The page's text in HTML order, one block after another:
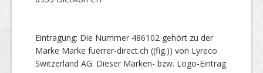
Eintragung: Die Nummer 486102 gehört zu der
Marke Marke fuerrer-direct.ch ((fig.)) von Lyreco
Switzerland AG. Dieser Marken- bzw. Logo-Eintrag